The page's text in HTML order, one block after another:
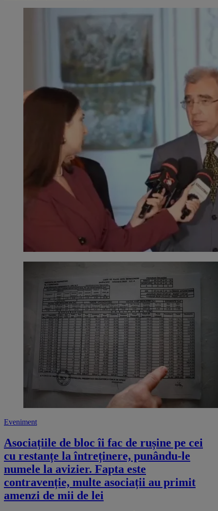
Eveniment
Asociațiile de bloc îi fac de rușine pe cei
cu restanțe la întreținere, punându-le
numele la avizier. Fapta este
contravenție, multe asociații au primit
amenzi de mii de lei